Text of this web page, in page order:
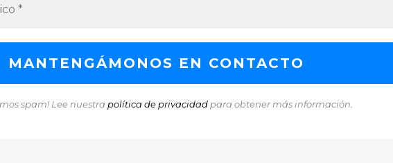
spam! Lee nuestra política de privacidadpara obtener más información.